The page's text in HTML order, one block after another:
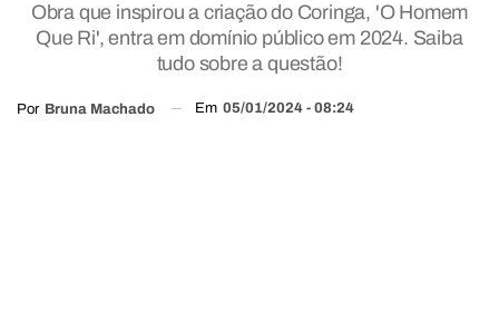
Obra que inspirou a criação do Coringa, 'O Homem
Que Ri', entra em domínio público em 2024. Saiba
tudo sobre a questão!
Por Bruna Machado Em 05/01/2024 - 08:24